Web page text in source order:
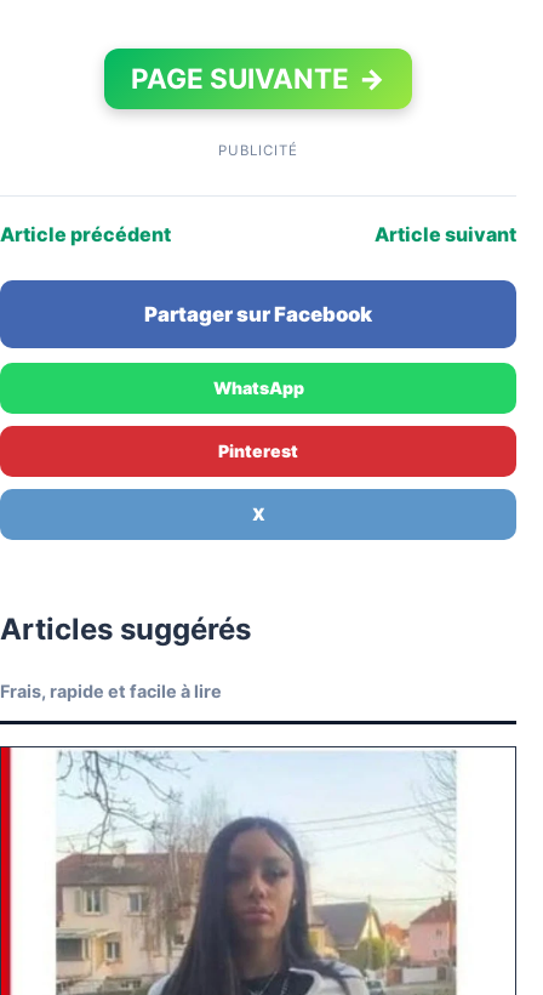
PAGE SUIVANTE →
PUBLICITÉ
Article précédent Article suivant
Partager sur Facebook
WhatsApp
Pinterest
X
Articles suggérés
Frais, rapide et facile à lire